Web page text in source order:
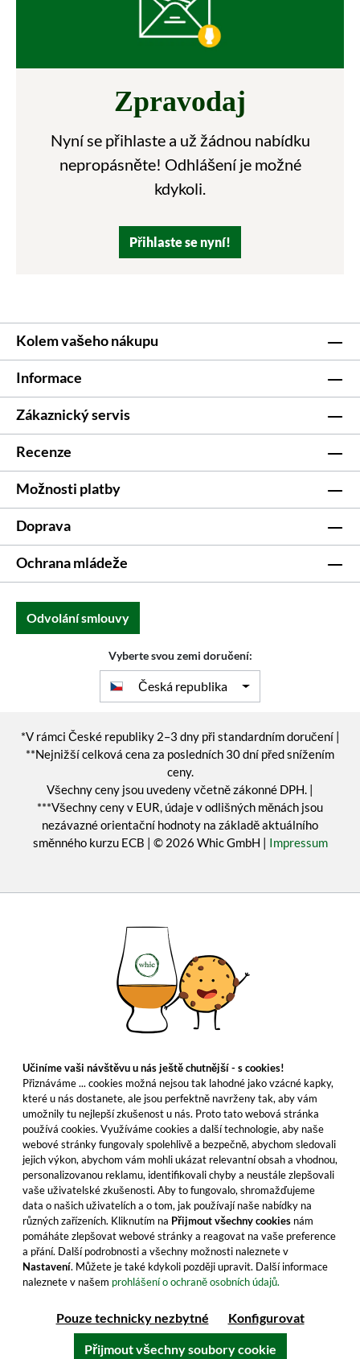
Zpravodaj
Nyní se přihlaste a už žádnou nabídku
nepropásněte! Odhlášení je možné
kdykoli.
Přihlaste se nyní!
Kolem vašeho nákupu
Informace
Zákaznický servis
Recenze
Možnosti platby
Doprava
Ochrana mládeže
Odvolání smlouvy
Vyberte svou zemi doručení:
Česká republika
*V rámci České republiky 2–3 dny při standardním doručení |
**Nejnižší celková cena za posledních 30 dní před snížením
ceny.
Všechny ceny jsou uvedeny včetně zákonné DPH. |
***Všechny ceny v EUR, údaje v odlišných měnách jsou
nezávazné orientační hodnoty na základě aktuálního
směnného kurzu ECB | © 2026 Whic GmbH | Impressum
Učiníme vaši návštěvu u nás ještě chutnější - s cookies!
Přiznáváme ... cookies možná nejsou tak lahodné jako vzácné kapky,
které u nás dostanete, ale jsou perfektně navrženy tak, aby vám
umožnily tu nejlepší zkušenost u nás. Proto tato webová stránka
používá cookies. Využíváme cookies a další technologie, aby naše
webové stránky fungovaly spolehlivě a bezpečně, abychom sledovali
jejich výkon, abychom vám mohli ukázat relevantní obsah a vhodnou,
personalizovanou reklamu, identifikovali chyby a neustále zlepšovali
vaše uživatelské zkušenosti. Aby to fungovalo, shromažďujeme
data o našich uživatelích a o tom, jak používají naše nabídky na
různých zařízeních. Kliknutím na Přijmout všechny cookies nám
pomáháte zlepšovat webové stránky a reagovat na vaše preference
a přání. Další podrobnosti a všechny možnosti naleznete v
Nastavení. Můžete je také kdykoli později upravit. Další informace
naleznete v našem prohlášení o ochraně osobních údajů.
Pouze technicky nezbytné Konfigurovat
Přijmout všechny soubory cookie